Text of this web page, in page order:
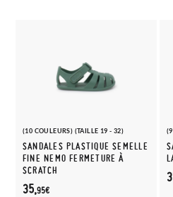
(10 COULEURS) (TAILLE 19 - 32)
SANDALES PLASTIQUE SEMELLE
FINE NEMO FERMETURE À
SCRATCH
35,95€